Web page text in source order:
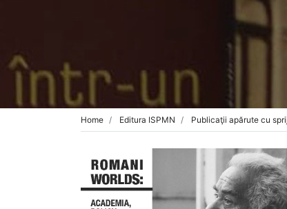
Home Editura ISPMN Publicaţii apărute cu